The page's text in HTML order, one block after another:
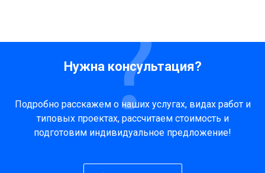
Нужна консультация?
Подробно расскажем о наших услугах, видах работ и
типовых проектах, рассчитаем стоимость и
подготовим индивидуальное предложение!